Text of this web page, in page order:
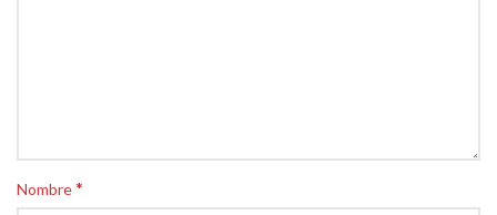
Nombre*